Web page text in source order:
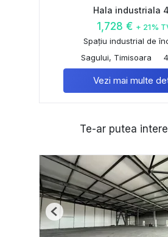
Hala industriala
1,728 € + 21%
Spațiu industrial de
Sagului, Timisoara
Vezi mai multe
Te-ar putea
Previous